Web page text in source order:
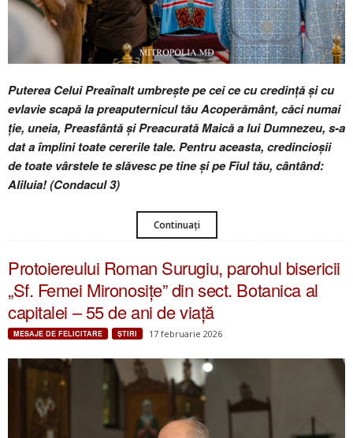
Puterea Celui Preaînalt umbrește pe cei ce cu credință și cu
evlavie scapă la preaputernicul tău Acoperământ, căci numai
ție, uneia, Preasfântă și Preacurată Maică a lui Dumnezeu, s-a
dat a împlini toate cererile tale. Pentru aceasta, credincioșii
de toate vârstele te slăvesc pe tine și pe Fiul tău, cântând:
Aliluia! (Condacul 3)
Continuați
Protoiereului Roman Surugiu, parohul bisericii
„Sf. Femei Mironosițe” din sect. Botanica al
capitalei – 55 de ani de viață
MESAJE DE FELICITARE ŞTIRI 17 februarie 2026